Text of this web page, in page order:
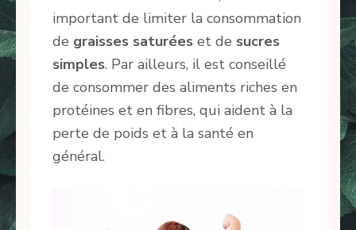
important de limiter la consommation
de graisses saturées et de sucres
simples. Par ailleurs, il est conseillé
de consommer des aliments riches en
protéines et en fibres, qui aident à la
perte de poids et à la santé en
général.